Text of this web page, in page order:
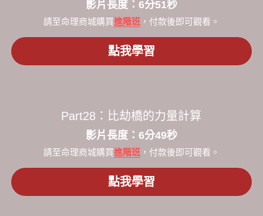
​影片長度：6分51秒​
請至命理商城購買進階班，付款後即可觀看。
點我學習
Part28：比劫橋的力量計算
​影片長度：6分49秒​
請至命理商城購買進階班，付款後即可觀看。
點我學習